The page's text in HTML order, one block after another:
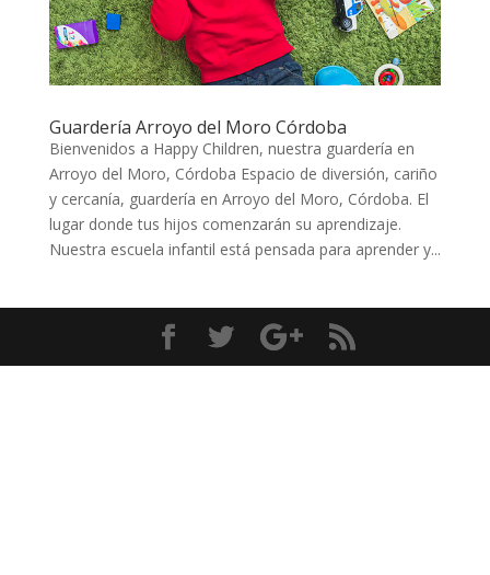
Guardería Arroyo del Moro Córdoba
Bienvenidos a Happy Children, nuestra guardería en
Arroyo del Moro, Córdoba Espacio de diversión, cariño
y cercanía, guardería en Arroyo del Moro, Córdoba. El
lugar donde tus hijos comenzarán su aprendizaje.
Nuestra escuela infantil está pensada para aprender y...